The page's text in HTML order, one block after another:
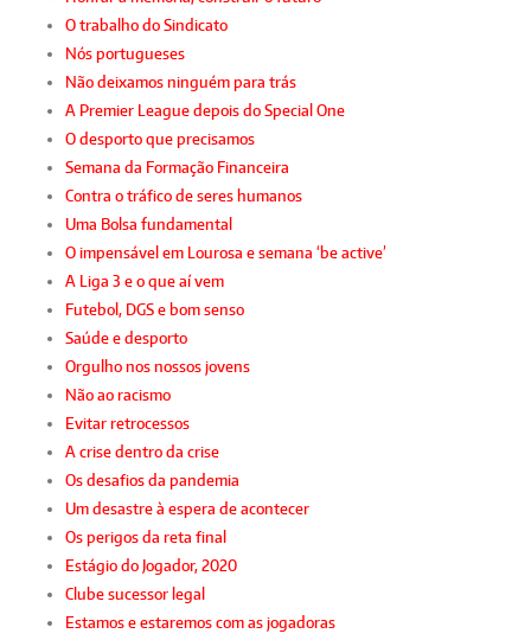
O trabalho do Sindicato
Nós portugueses
Não deixamos ninguém para trás
A Premier League depois do Special One
O desporto que precisamos
Semana da Formação Financeira
Contra o tráfico de seres humanos
Uma Bolsa fundamental
O impensável em Lourosa e semana ‘be active’
A Liga 3 e o que aí vem
Futebol, DGS e bom senso
Saúde e desporto
Orgulho nos nossos jovens
Não ao racismo
Evitar retrocessos
A crise dentro da crise
Os desafios da pandemia
Um desastre à espera de acontecer
Os perigos da reta final
Estágio do Jogador, 2020
Clube sucessor legal
Estamos e estaremos com as jogadoras